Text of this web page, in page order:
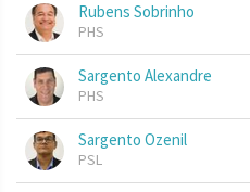
Rubens Sobrinho
PHS
Sargento Alexandre
PHS
Sargento Ozenil
PSL